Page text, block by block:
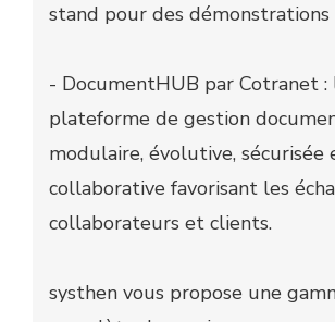
stand pour des
- DocumentHUB par Cotranet :
plateforme de gestion
modulaire, évolutive, sécurisée
collaborative favorisant les
collaborateurs et clients.
systhen vous propose une